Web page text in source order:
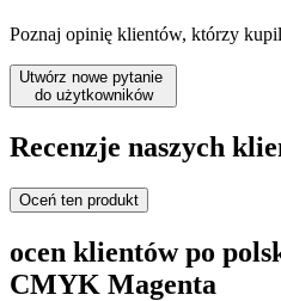
Poznaj opinię klientów, którzy
Utwórz nowe pytanie
do użytkowników
Recenzje naszych
Oceń ten produkt
ocen klientów po
CMYK Magenta